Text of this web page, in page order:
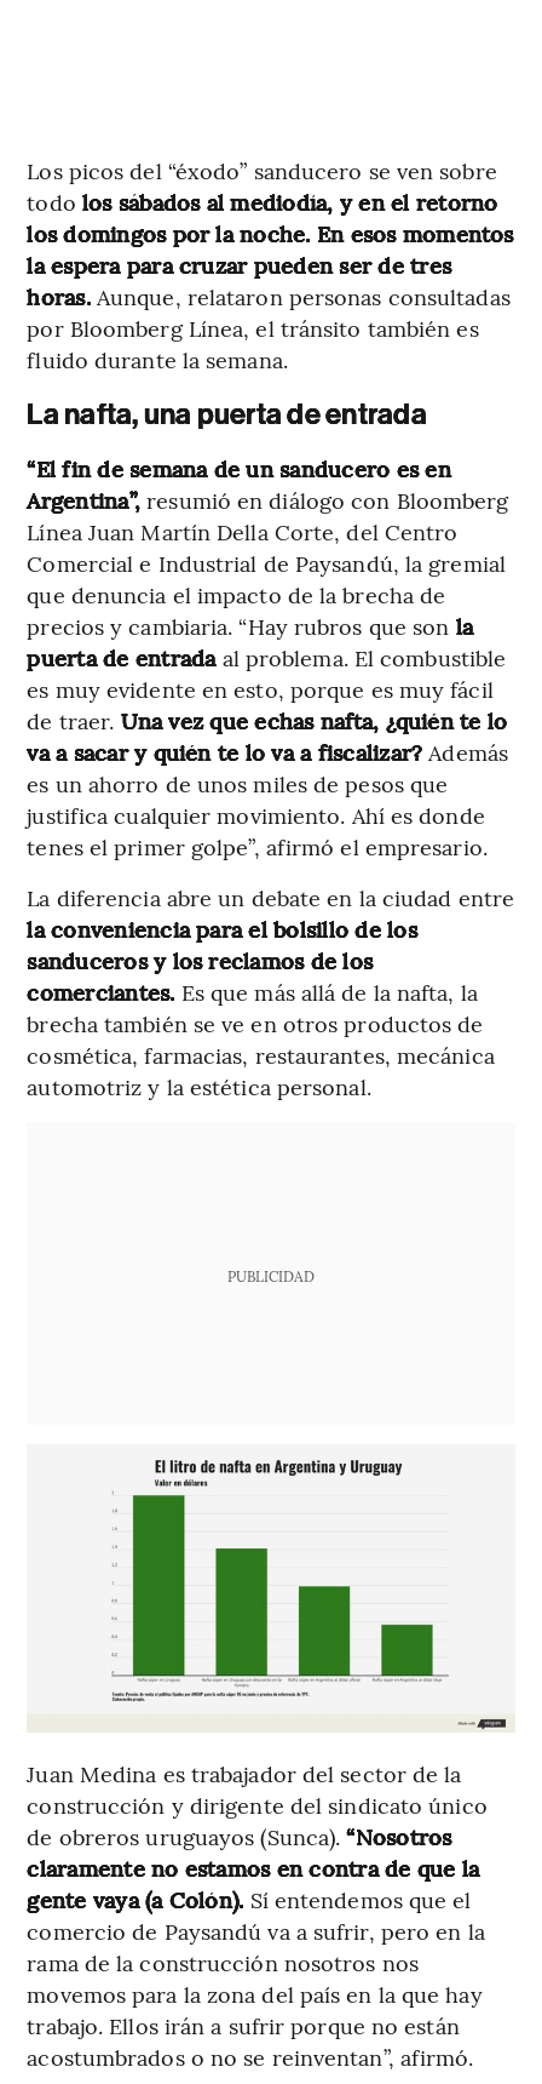
Los picos del “éxodo” sanducero se ven sobre
todo los sábados al mediodía, y en el retorno
los domingos por la noche. En esos momentos
la espera para cruzar pueden ser de tres
horas.Aunque, relataron personas consultadas
por Bloomberg Línea, el tránsito también es
fluido durante la semana.
La nafta, una puerta de entrada
“El fin de semana de un sanducero es en
Argentina”,resumió en diálogo con Bloomberg
Línea Juan Martín Della Corte, del Centro
Comercial e Industrial de Paysandú, la gremial
que denuncia el impacto de la brecha de
precios y cambiaria. “Hay rubros que son la
puerta de entradaal problema. El combustible
es muy evidente en esto, porque es muy fácil
de traer. Una vez que echas nafta, ¿quién te lo
va a sacar y quién te lo va a fiscalizar? Además
es un ahorro de unos miles de pesos que
justifica cualquier movimiento. Ahí es donde
tenes el primer golpe”, afirmó el empresario.
La diferencia abre un debate en la ciudad entre
la conveniencia para el bolsillo de los
sanduceros y los reclamos de los
comerciantes. Es que más allá de la nafta, la
brecha también se ve en otros productos de
cosmética, farmacias, restaurantes, mecánica
automotriz y la estética personal.
PUBLICIDAD
Juan Medina es trabajador del sector de la
construcción y dirigente del sindicato único
de obreros uruguayos (Sunca).“Nosotros
claramente no estamos en contra de que la
gente vaya (a Colón). Sí entendemos que el
comercio de Paysandú va a sufrir, pero en la
rama de la construcción nosotros nos
movemos para la zona del país en la que hay
trabajo. Ellos irán a sufrir porque no están
acostumbrados o no se reinventan”, afirmó.